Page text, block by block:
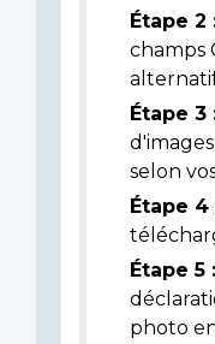
Étape 2
champs
Étape 3
selon
Étape 4
Étape 5 :
photo